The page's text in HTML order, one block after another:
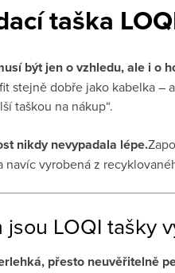
taška
být jen o vzhledu, ale i o
stejně dobře jako kabelka –
taškou na nákup“.
nikdy nevypadala lépe.
navíc vyrobená z
jsou LOQI tašky
přesto neuvěřitelně